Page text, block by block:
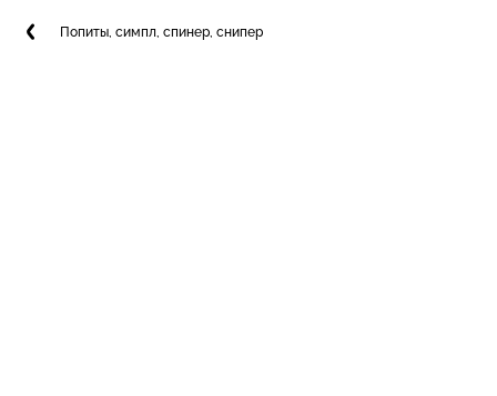
Попиты, симпл, спинер, снипер